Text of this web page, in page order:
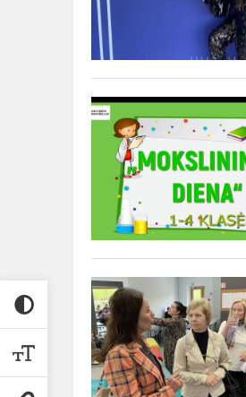
koncertas
,,Mokslininko
diena"
Išvyka
į
Forvardo
mokyklą